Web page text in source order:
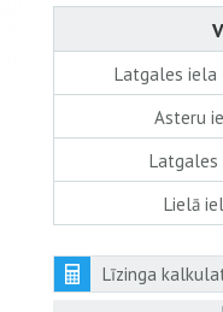
Latgales iela
Asteru
Latgales
Lielā
Līzinga